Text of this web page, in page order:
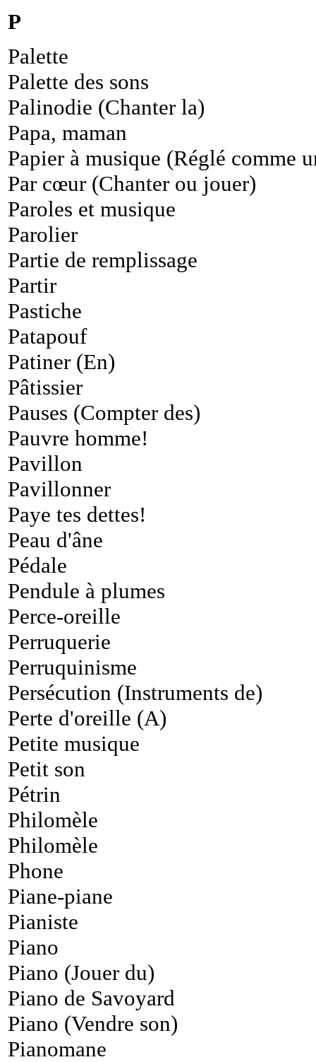
P
Palette
Palette des sons
Palinodie (Chanter la)
Papa, maman
Papier à musique (Réglé comme
Par cœur (Chanter ou jouer)
Paroles et musique
Parolier
Partie de remplissage
Partir
Pastiche
Patapouf
Patiner (En)
Pâtissier
Pauses (Compter des)
Pauvre homme!
Pavillon
Pavillonner
Paye tes dettes!
Peau d'âne
Pédale
Pendule à plumes
Perce-oreille
Perruquerie
Perruquinisme
Persécution (Instruments de)
Perte d'oreille (A)
Petite musique
Petit son
Pétrin
Philomèle
Philomèle
Phone
Piane-piane
Pianiste
Piano
Piano (Jouer du)
Piano de Savoyard
Piano (Vendre son)
Pianomane